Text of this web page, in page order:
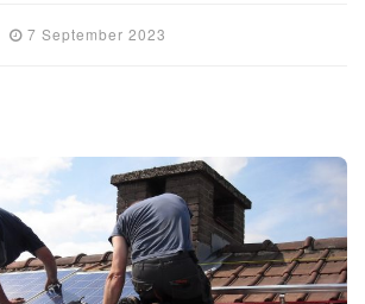
7 September 2023